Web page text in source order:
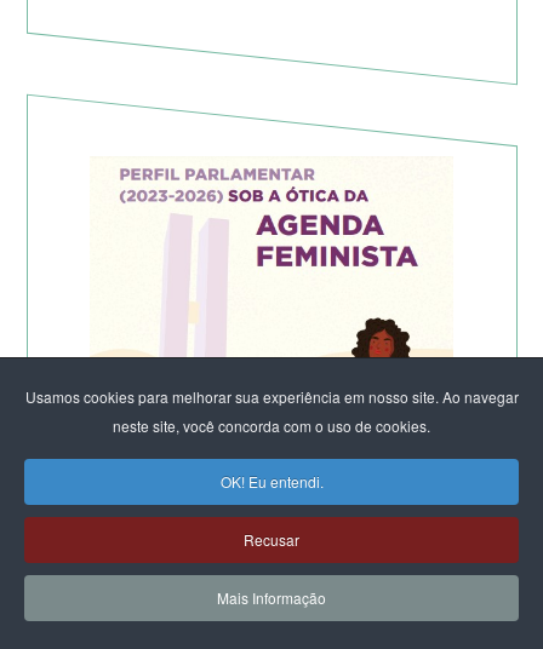
Usamos cookies para melhorar sua experiência em nosso site. Ao navegar
neste site, você concorda com o uso de cookies.
OK! Eu entendi.
Recusar
Mais Informação